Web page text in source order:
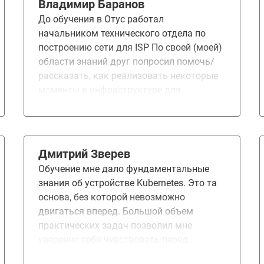
развития курса.
Владимир Баранов
До обучения в Отус работал
начальником технического отдела по
построению сети для ISP По своей (моей)
области знаний друг попросил помочь/
рассказать, как реализовать некоторые
движется его команда в стеке
Kubernetes и все с этим связанное, т.е.
DevOps. Именно в этот момент
совершенно случайно увидел рекламу
курса "DevOps Практики и инструменты".
Который я быстренько и прошел . От
этого курса я получил некий "вау
эффект". Потому на курс по Kubernetes
Дмитрий Зверев
Обучение мне дало фундаментальные
знания об устройстве Kubernetes. Это та
основа, без которой невозможно
двигаться вперед. Большой объем
практических задач позволил мне